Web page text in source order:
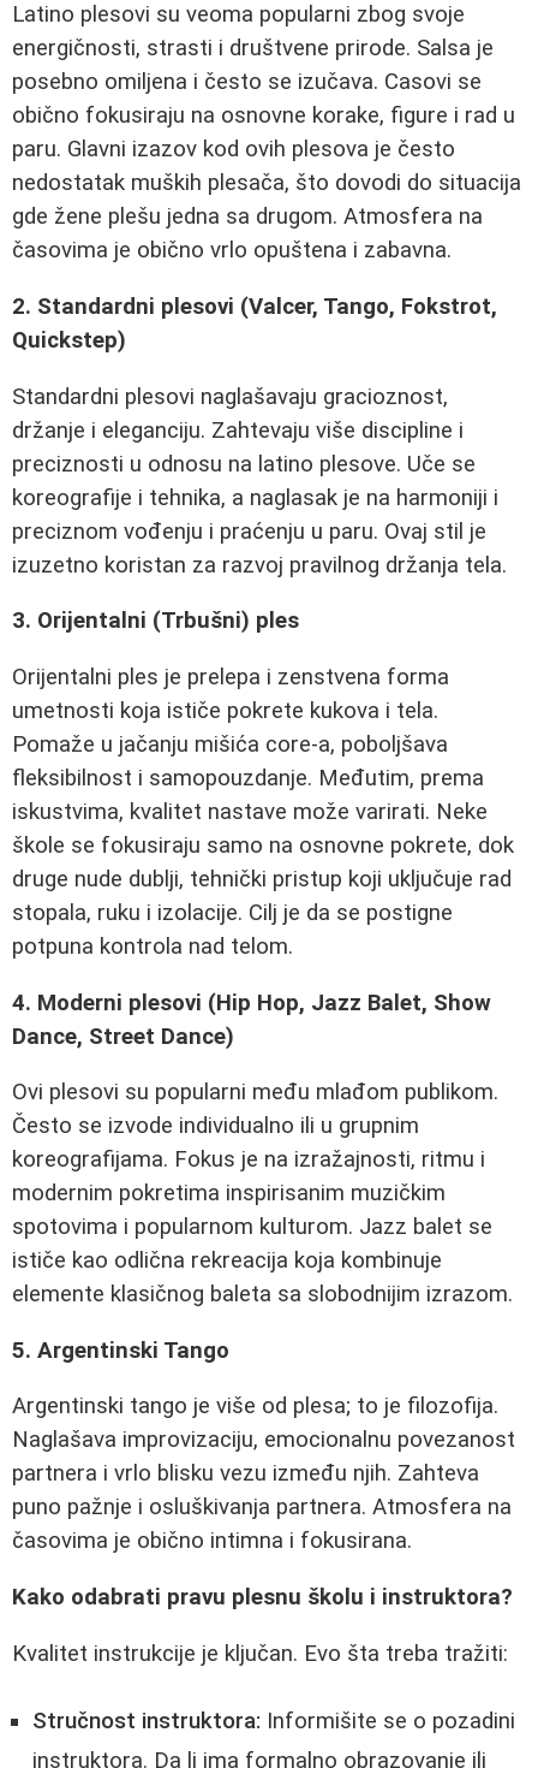
Latino plesovi su veoma popularni zbog svoje
energičnosti, strasti i društvene prirode. Salsa je
posebno omiljena i često se izučava. Casovi se
obično fokusiraju na osnovne korake, figure i rad u
paru. Glavni izazov kod ovih plesova je često
nedostatak muških plesača, što dovodi do situacija
gde žene plešu jedna sa drugom. Atmosfera na
časovima je obično vrlo opuštena i zabavna.
2. Standardni plesovi (Valcer, Tango, Fokstrot,
Quickstep)
Standardni plesovi naglašavaju gracioznost,
držanje i eleganciju. Zahtevaju više discipline i
preciznosti u odnosu na latino plesove. Uče se
koreografije i tehnika, a naglasak je na harmoniji i
preciznom vođenju i praćenju u paru. Ovaj stil je
izuzetno koristan za razvoj pravilnog držanja tela.
3. Orijentalni (Trbušni) ples
Orijentalni ples je prelepa i zenstvena forma
umetnosti koja ističe pokrete kukova i tela.
Pomaže u jačanju mišića core-a, poboljšava
fleksibilnost i samopouzdanje. Međutim, prema
iskustvima, kvalitet nastave može varirati. Neke
škole se fokusiraju samo na osnovne pokrete, dok
druge nude dublji, tehnički pristup koji uključuje rad
stopala, ruku i izolacije. Cilj je da se postigne
potpuna kontrola nad telom.
4. Moderni plesovi (Hip Hop, Jazz Balet, Show
Dance, Street Dance)
Ovi plesovi su popularni među mlađom publikom.
Često se izvode individualno ili u grupnim
koreografijama. Fokus je na izražajnosti, ritmu i
modernim pokretima inspirisanim muzičkim
spotovima i popularnom kulturom. Jazz balet se
ističe kao odlična rekreacija koja kombinuje
elemente klasičnog baleta sa slobodnijim izrazom.
5. Argentinski Tango
Argentinski tango je više od plesa; to je filozofija.
Naglašava improvizaciju, emocionalnu povezanost
partnera i vrlo blisku vezu između njih. Zahteva
puno pažnje i osluškivanja partnera. Atmosfera na
časovima je obično intimna i fokusirana.
Kako odabrati pravu plesnu školu i instruktora?
Kvalitet instrukcije je ključan. Evo šta treba tražiti:
Stručnost instruktora: Informišite se o pozadini
instruktora. Da li ima formalno obrazovanje ili